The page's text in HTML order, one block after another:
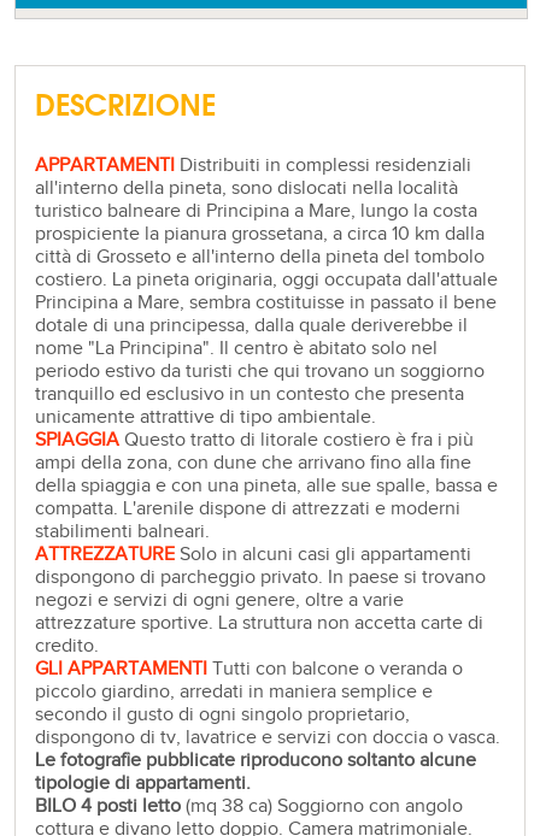
DESCRIZIONE
APPARTAMENTI Distribuiti in complessi residenziali
all'interno della pineta, sono dislocati nella località
turistico balneare di Principina a Mare, lungo la costa
prospiciente la pianura grossetana, a circa 10 km dalla
città di Grosseto e all'interno della pineta del tombolo
costiero. La pineta originaria, oggi occupata dall'attuale
Principina a Mare, sembra costituisse in passato il bene
dotale di una principessa, dalla quale deriverebbe il
nome "La Principina". Il centro è abitato solo nel
periodo estivo da turisti che qui trovano un soggiorno
tranquillo ed esclusivo in un contesto che presenta
unicamente attrattive di tipo ambientale.
SPIAGGIA Questo tratto di litorale costiero è fra i più
ampi della zona, con dune che arrivano fino alla fine
della spiaggia e con una pineta, alle sue spalle, bassa e
compatta. L'arenile dispone di attrezzati e moderni
stabilimenti balneari.
ATTREZZATURE Solo in alcuni casi gli appartamenti
dispongono di parcheggio privato. In paese si trovano
negozi e servizi di ogni genere, oltre a varie
attrezzature sportive. La struttura non accetta carte di
credito.
GLI APPARTAMENTI Tutti con balcone o veranda o
piccolo giardino, arredati in maniera semplice e
secondo il gusto di ogni singolo proprietario,
dispongono di tv, lavatrice e servizi con doccia o vasca.
Le fotografie pubblicate riproducono soltanto alcune
tipologie di appartamenti.
BILO 4 posti letto (mq 38 ca) Soggiorno con angolo
cottura e divano letto doppio. Camera matrimoniale.